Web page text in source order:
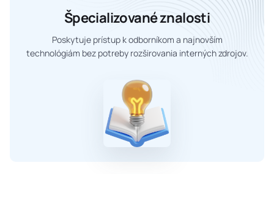
Špecializované znalosti
Poskytuje prístup k odborníkom a najnovším
technológiám bez potreby rozširovania interných zdrojov.